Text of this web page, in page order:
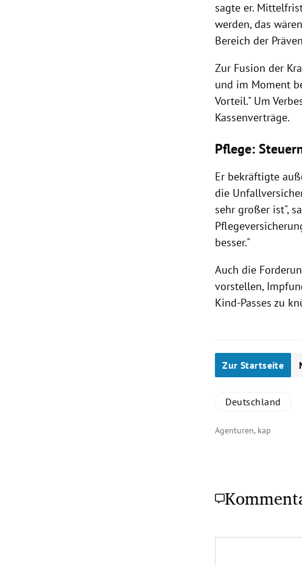
sagte er.
werden, das
Bereich der
Zur Fusion der
und im Moment
Vorteil." Um
Kassenverträge.
Pflege:
Er bekräftigte
die
sehr großer ist",
besser."
Auch die
vorstellen,
Kind-Passes zu
Zur Startseite
Deutschland
Agenturen, kap